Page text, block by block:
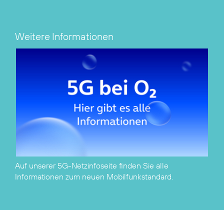
Weitere Informationen
Auf unserer 5G-Netzinfoseite finden Sie alle
Informationen zum neuen Mobilfunkstandard.